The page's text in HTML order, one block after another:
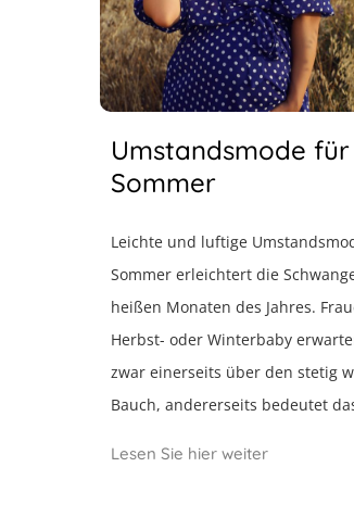
Umstandsmode
Sommer
Leichte und luftige
Sommer erleichtert die
heißen Monaten des Jahres.
Herbst- oder Winterbaby
zwar einerseits über den stetig
Bauch, andererseits bedeutet
Lesen Sie hier weiter